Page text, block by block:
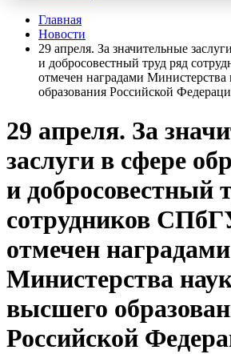
Главная
Новости
29 апреля. За значительные
и добросовестный труд ряд
отмечен наградами
образования Российской
29 апреля. За
заслуги в сфере
и добросовестный
сотрудников
отмечен наградами
Министерства
высшего
Российской